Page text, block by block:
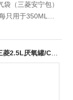
袋（三菱安宁包）
只用于350ML；
推出套餐：1只
养罐+1包厌氧产气
指示剂=1000元 现
询！
供应日本三菱2.5L厌氧罐/CO2产气袋